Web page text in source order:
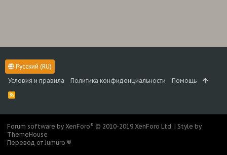
Русский (RU)
Условия и правила
Политика конфиденциальности Помощь
R
S
Forum software by XenForo® © 2010-2019 XenForo Ltd. | Style by
ThemeHouse
Перевод от Jumuro ®